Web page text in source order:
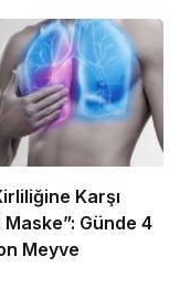
Karşı
Maske”: Günde 4
Meyve